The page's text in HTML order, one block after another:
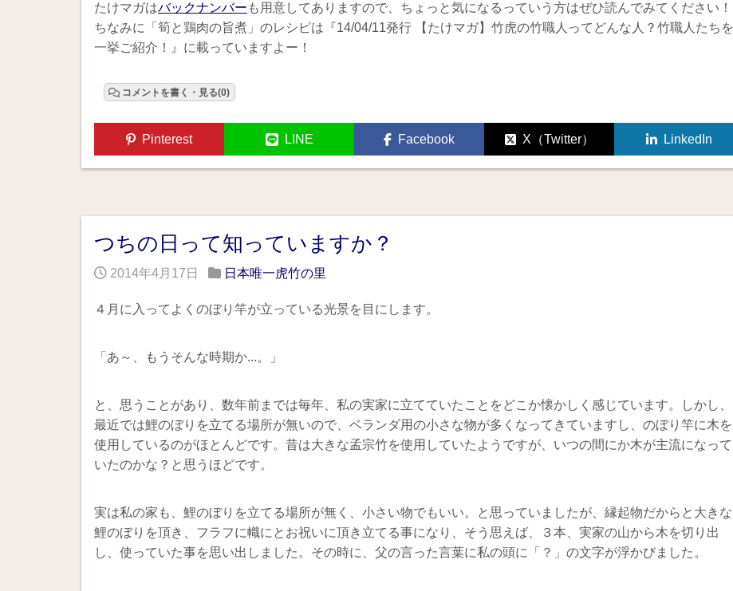
たけマガはバックナンバー も用意してありますので、ちょっと気になるっていう方はぜひ読んでみてください！
ちなみに「筍と鶏肉の旨煮」のレシピは『14/04/11発行 【たけマガ】竹虎の竹職人ってどんな人？竹職人たちを
一挙ご紹介！』に載っていますよー！
コメントを書く・見る(0)
Pinterest LINE Facebook X（Twitter） LinkedIn
つちの日って知っていますか？
2014年4月17日 日本唯一虎竹の里
４月に入ってよくのぼり竿が立っている光景を目にします。
「あ～、もうそんな時期か...。」
と、思うことがあり、数年前までは毎年、私の実家に立てていたことをどこか懐かしく感じています。しかし、
最近では鯉のぼりを立てる場所が無いので、ベランダ用の小さな物が多くなってきていますし、のぼり竿に木を
使用しているのがほとんどです。昔は大きな孟宗竹を使用していたようですが、いつの間にか木が主流になって
いたのかな？と思うほどです。
実は私の家も、鯉のぼりを立てる場所が無く、小さい物でもいい。と思っていましたが、縁起物だからと大きな
鯉のぼりを頂き、フラフに幟にとお祝いに頂き立てる事になり、そう思えば、３本、実家の山から木を切り出
し、使っていた事を思い出しました。その時に、父の言った言葉に私の頭に「？」の文字が浮かびました。